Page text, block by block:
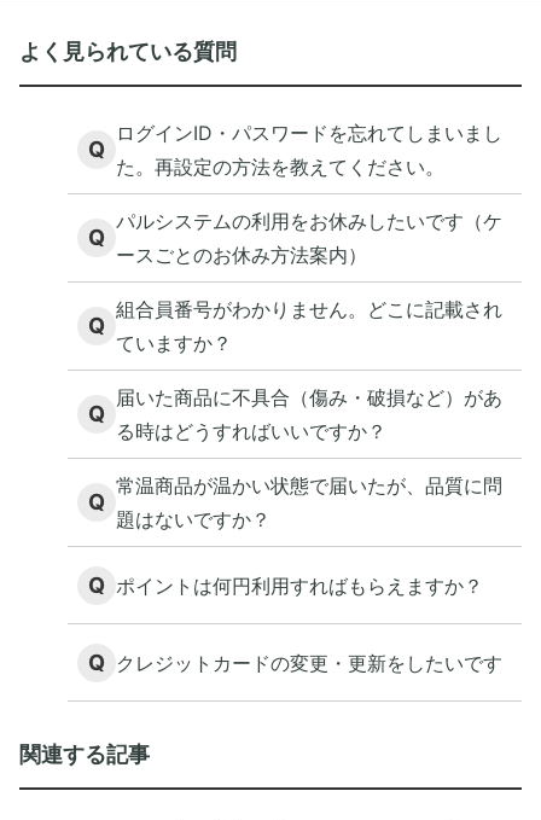
よく見られている質問
Q
ログインID・パスワードを忘れてしまいまし
た。再設定の方法を教えてください。
Q
パルシステムの利用をお休みしたいです（ケ
ースごとのお休み方法案内）
Q
組合員番号がわかりません。どこに記載され
ていますか？
Q
届いた商品に不具合（傷み・破損など）があ
る時はどうすればいいですか？
Q
常温商品が温かい状態で届いたが、品質に問
題はないですか？
Q ポイントは何円利用すればもらえますか？
Q クレジットカードの変更・更新をしたいです
関連する記事